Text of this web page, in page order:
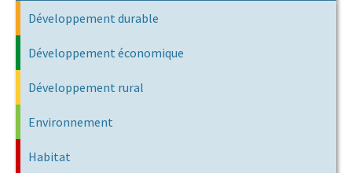
Développement durable
Développement économique
Développement rural
Environnement
Habitat